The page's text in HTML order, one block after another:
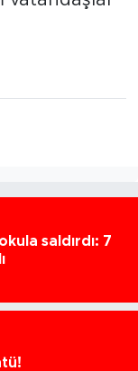
saldırdı: 7